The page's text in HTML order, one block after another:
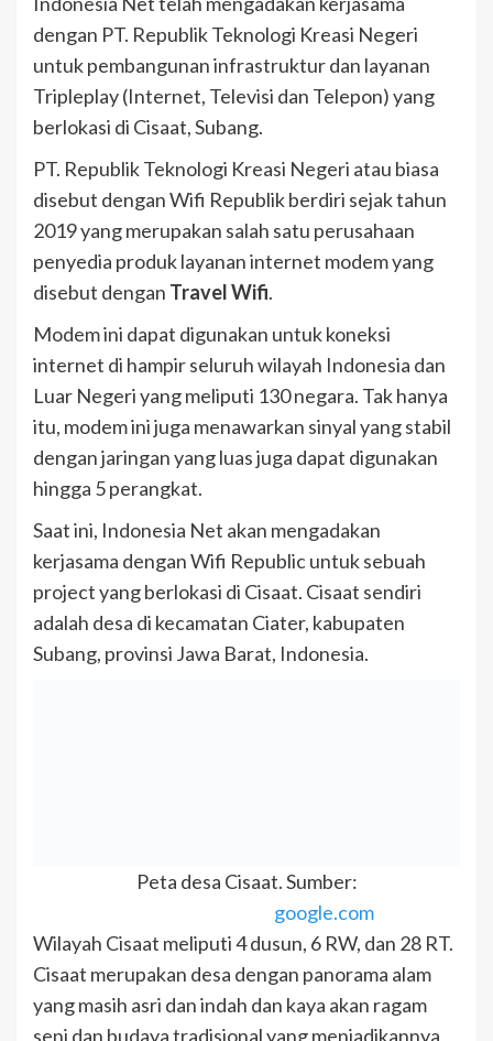
dengan PT. Republik Teknologi Kreasi Negeri
untuk pembangunan infrastruktur dan layanan
Tripleplay (Internet, Televisi dan Telepon) yang
berlokasi di Cisaat, Subang.
PT. Republik Teknologi Kreasi Negeri atau biasa
disebut dengan Wifi Republik berdiri sejak tahun
2019 yang merupakan salah satu perusahaan
penyedia produk layanan internet modem yang
disebut dengan Travel Wifi.
Modem ini dapat digunakan untuk koneksi
internet di hampir seluruh wilayah Indonesia dan
Luar Negeri yang meliputi 130 negara. Tak hanya
itu, modem ini juga menawarkan sinyal yang stabil
dengan jaringan yang luas juga dapat digunakan
hingga 5 perangkat.
Saat ini, Indonesia Net akan mengadakan
kerjasama dengan Wifi Republic untuk sebuah
project yang berlokasi di Cisaat. Cisaat sendiri
adalah desa di kecamatan Ciater, kabupaten
Subang, provinsi Jawa Barat, Indonesia.
Peta desa Cisaat. Sumber:
google.com
Wilayah Cisaat meliputi 4 dusun, 6 RW, dan 28 RT.
Cisaat merupakan desa dengan panorama alam
yang masih asri dan indah dan kaya akan ragam
seni dan budaya tradisional yang menjadikannya